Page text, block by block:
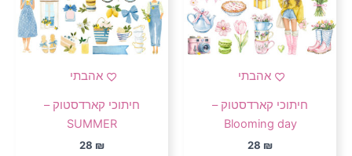
אהבתי
חיתוכי קארדסטוק –
Blooming day
28 ₪
אהבתי
חיתוכי קארדסטוק –
SUMMER
28 ₪